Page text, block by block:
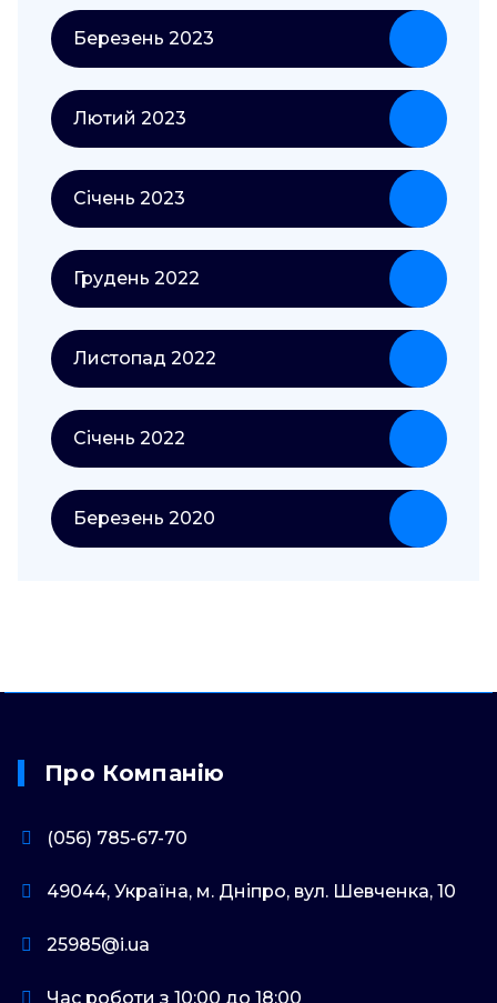
Березень 2023
Лютий 2023
Січень 2023
Грудень 2022
Листопад 2022
Січень 2022
Березень 2020
Про Компанію
(056) 785-67-70
49044, Україна, м. Дніпро, вул. Шевченка, 10
25985@i.ua
Час роботи з 10:00 до 18:00